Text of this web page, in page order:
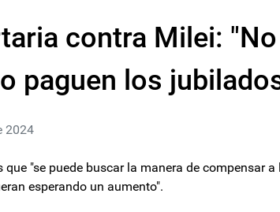
contra Milei:
paguen los
2024
"se puede buscar la manera de compensar
esperando un aumento".